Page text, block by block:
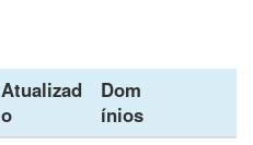
Atualizad
o
Dom
ínios